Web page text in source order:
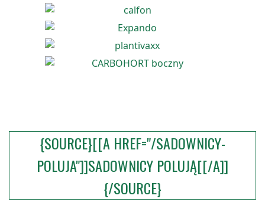
{SOURCE}[[A HREF="/SADOWNICY-
POLUJA"]]SADOWNICY POLUJĄ[[/A]]
{/SOURCE}